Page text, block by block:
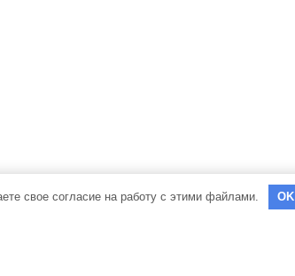
свое согласие на работу с этими файлами. OK